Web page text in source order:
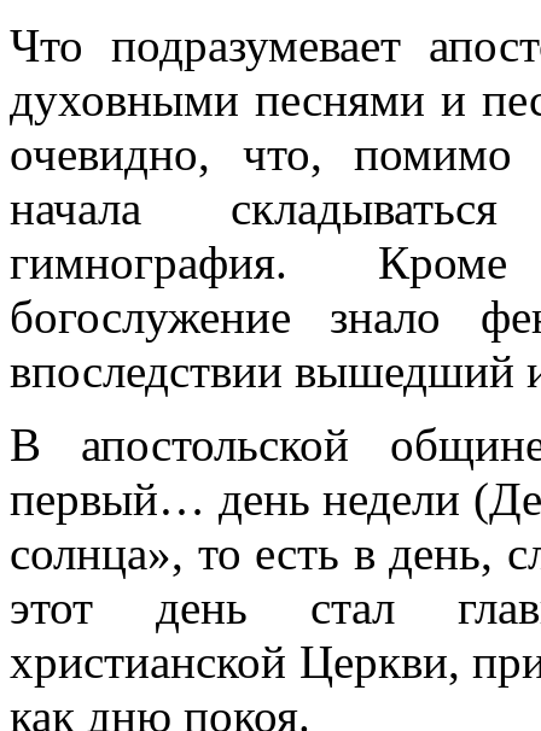
Что подразумевает
духовными песнями и
очевидно, что,
начала
гимнография. Кроме
богослужение знало
впоследствии вышедший
В апостольской
первый… день недели (
солнца», то есть в день,
этот день стал
христианской Церкви,
как дню покоя.